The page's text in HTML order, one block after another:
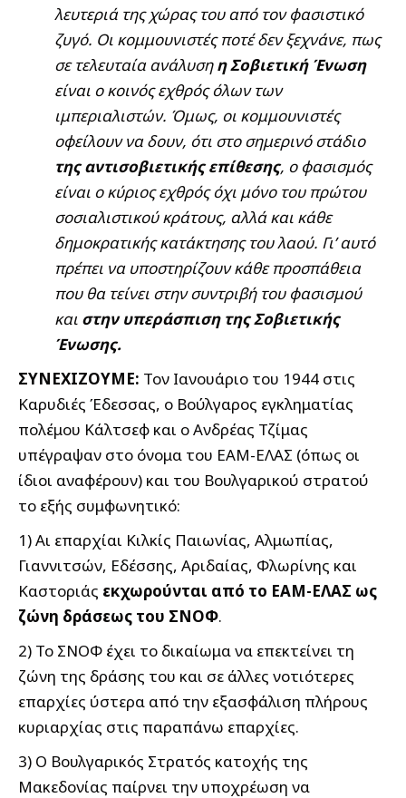
λευτεριά της χώρας του από τον φασιστικό
ζυγό. Οι κομμουνιστές ποτέ δεν ξεχνάνε, πως
σε τελευταία ανάλυσηη Σοβιετική Ένωση
είναι ο κοινός εχθρός όλων των
ιμπεριαλιστών. Όμως, οι κομμουνιστές
οφείλουν να δουν, ότι στο σημερινό στάδιο
της αντισοβιετικής επίθεσης, ο φασισμός
είναι ο κύριος εχθρός όχι μόνο του πρώτου
σοσιαλιστικού κράτους, αλλά και κάθε
δημοκρατικής κατάκτησης του λαού. Γι’ αυτό
πρέπει να υποστηρίζουν κάθε προσπάθεια
που θα τείνει στην συντριβή του φασισμού
και στην υπεράσπιση της Σοβιετικής
Ένωσης.
ΣΥΝΕΧΙΖΟΥΜΕ: Τον Ιανουάριο του 1944 στις
Καρυδιές Έδεσσας, ο Βούλγαρος εγκληματίας
πολέμου Κάλτσεφ και ο Ανδρέας Τζίμας
υπέγραψαν στο όνομα του ΕΑΜ-ΕΛΑΣ (όπως οι
ίδιοι αναφέρουν) και του Βουλγαρικού στρατού
το εξής συμφωνητικό:
1) Αι επαρχίαι Κιλκίς Παιωνίας, Αλμωπίας,
Γιαννιτσών, Εδέσσης, Αριδαίας, Φλωρίνης και
Καστοριάς εκχωρούνται από το ΕΑΜ-ΕΛΑΣ ως
ζώνη δράσεως του ΣΝΟΦ.
2) Το ΣΝΟΦ έχει το δικαίωμα να επεκτείνει τη
ζώνη της δράσης του και σε άλλες νοτιότερες
επαρχίες ύστερα από την εξασφάλιση πλήρους
κυριαρχίας στις παραπάνω επαρχίες.
3) Ο Βουλγαρικός Στρατός κατοχής της
Μακεδονίας παίρνει την υποχρέωση να